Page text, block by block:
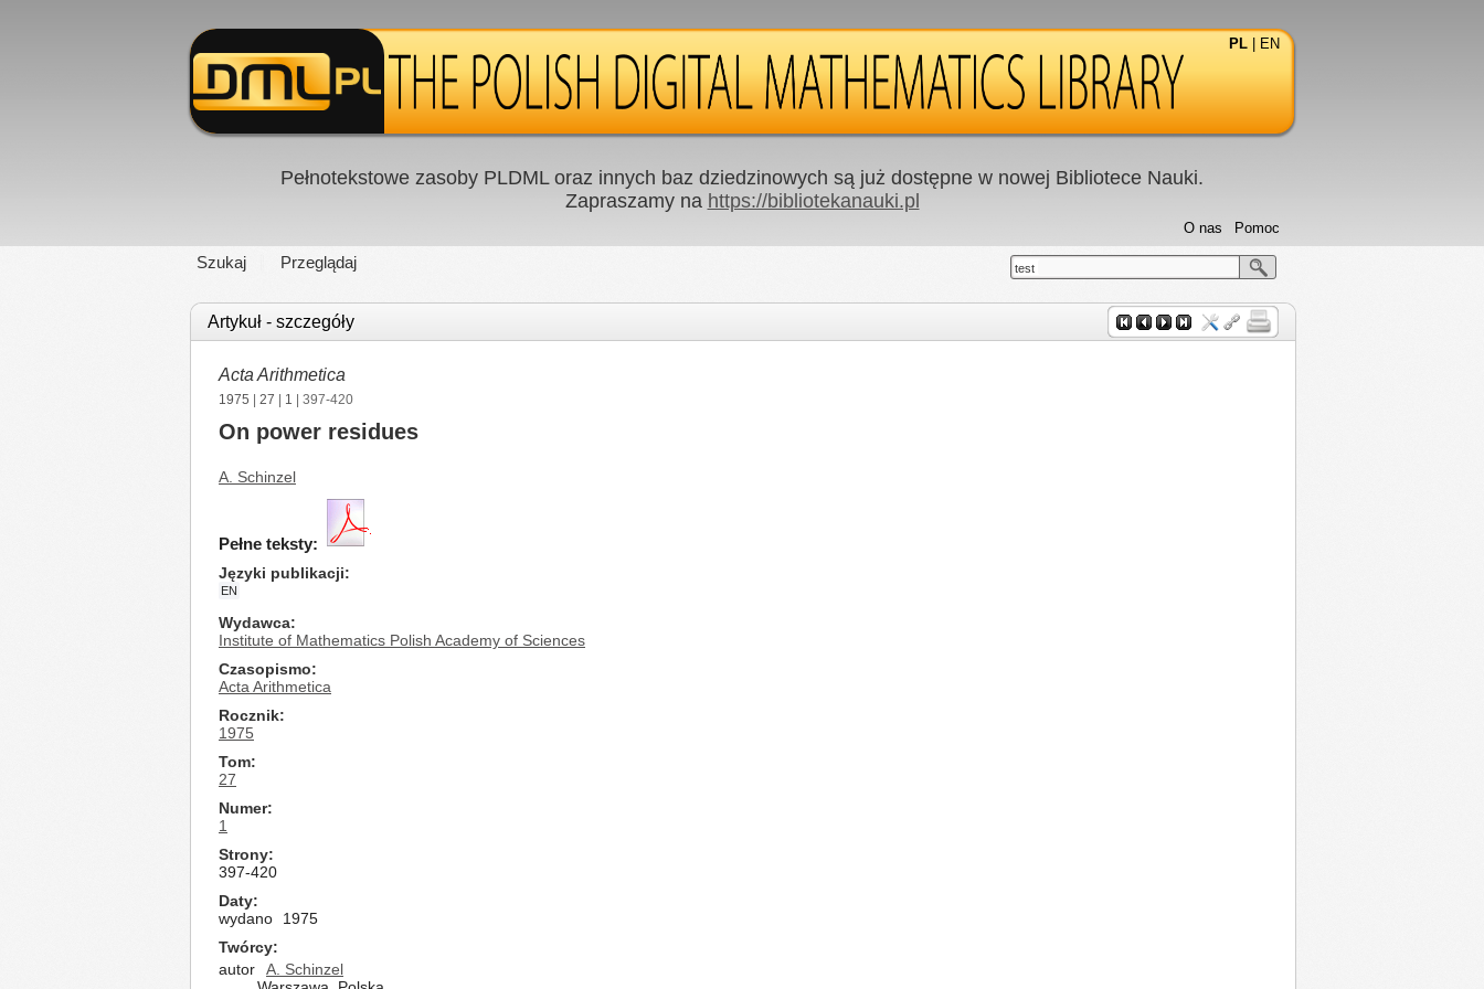
PL EN
Pełnotekstowe zasoby PLDML oraz innych baz dziedzinowych są już dostępne w nowej Bibliotece Nauki.
Zapraszamy na https://bibliotekanauki.pl
Szukaj Przeglądaj
Pomoc
O nas
test
Artykuł - szczegóły
Acta Arithmetica
1975 27 1 | 397-420
On power residues
A. Schinzel
Pełne teksty:
Języki publikacji
EN
Wydawca
Institute of Mathematics Polish Academy of Sciences
Czasopismo
Acta Arithmetica
Rocznik
1975
Tom
27
Numer
1
Strony
397-420
Daty
wydano
1975
Twórcy
autor
A. Schinzel